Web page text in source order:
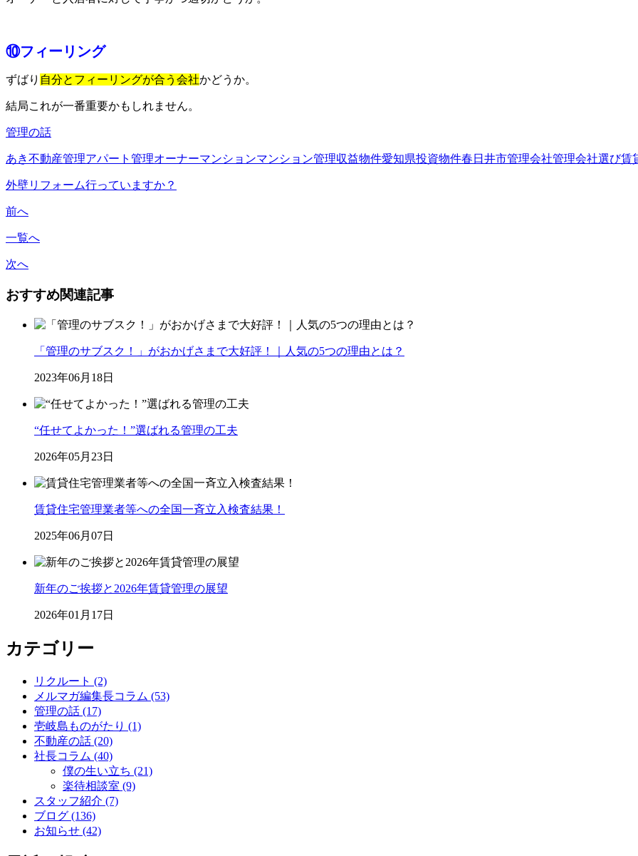
⑩フィーリング
ずばり 自分とフィーリングが合う会社かどうか。
結局これが一番重要かもしれません。
管理の話
あき不動産管理アパート管理オーナーマンションマンション管理収益物件愛知県投資物件春日井市管理会社管理会社選び賃
外壁リフォーム行っていますか？
前へ
一覧へ
次へ
おすすめ関連記事
「管理のサブスク！」がおかげさまで大好評！｜人気の5つの理由とは？
2023年06月18日
“任せてよかった！”選ばれる管理の工夫
2026年05月23日
賃貸住宅管理業者等への全国一斉立入検査結果！
2025年06月07日
新年のご挨拶と2026年賃貸管理の展望
2026年01月17日
カテゴリー
リクルート (2)
メルマガ編集長コラム (53)
管理の話 (17)
壱岐島ものがたり (1)
不動産の話 (20)
社長コラム (40)
僕の生い立ち (21)
楽待相談室 (9)
スタッフ紹介 (7)
ブログ (136)
お知らせ (42)